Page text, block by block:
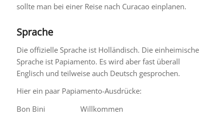
sollte man bei einer Reise nach Curacao einplanen.
Sprache
Die offizielle Sprache ist Holländisch. Die einheimische
Sprache ist Papiamento. Es wird aber fast überall
Englisch und teilweise auch Deutsch gesprochen.
Hier ein paar Papiamento-Ausdrücke:
Bon Bini Willkommen